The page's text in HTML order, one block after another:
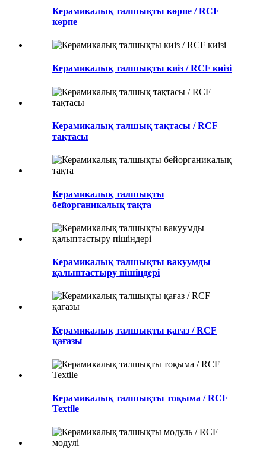
Керамикалық талшықты көрпе / RCF
көрпе
Керамикалық талшықты киіз / RCF киізі
Керамикалық талшық тақтасы / RCF
тақтасы
Керамикалық талшықты
бейорганикалық тақта
Керамикалық талшықты вакуумды
қалыптастыру пішіндері
Керамикалық талшықты қағаз / RCF
қағазы
Керамикалық талшықты тоқыма / RCF
Textile